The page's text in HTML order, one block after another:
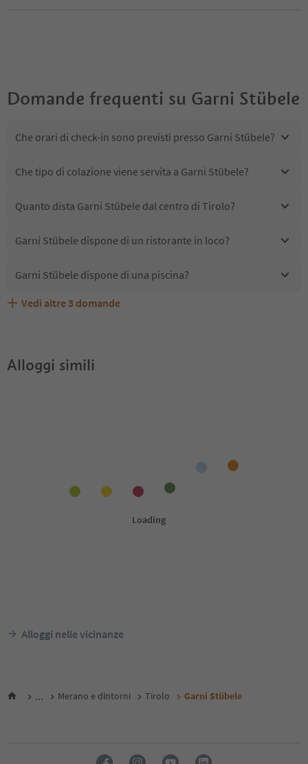
Domande frequenti su Garni Stübele
Che orari di check-in sono previsti presso Garni Stübele?
Che tipo di colazione viene servita a Garni Stübele?
Quanto dista Garni Stübele dal centro di Tirolo?
Garni Stübele dispone di un ristorante in loco?
Garni Stübele dispone di una piscina?
Garni Stübele accetta animali domestici?
Quali servizi/attività sono disponibili presso Garni
Gli ospiti di Garni Stübele ricevono l'Alto Adige Guest
Vedi altre 3 domande
Alloggi simili
Alloggi nelle vicinanze
... Merano e dintorni Tirolo Garni Stübele